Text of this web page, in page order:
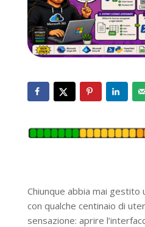
Chiunque abbia mai
con qualche centinaio di
sensazione: aprire